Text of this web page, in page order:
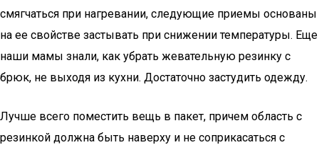
смягчаться при нагревании, следующие приемы основаны
на ее свойстве застывать при снижении температуры. Еще
наши мамы знали, как убрать жевательную резинку с
брюк, не выходя из кухни. Достаточно застудить одежду.
Лучше всего поместить вещь в пакет, причем область с
резинкой должна быть наверху и не соприкасаться с